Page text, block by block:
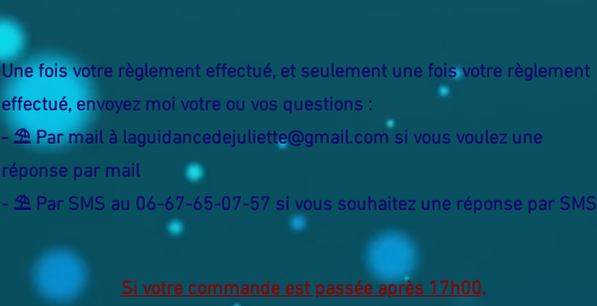
Une fois votre règlement effectué, et seulement une fois votre règlement
effectué, envoyez moi votre ou vos questions :
- ⛱️ Par mail à laguidancedejuliette@gmail.com si vous voulez une
réponse par mail
- ⛱️ Par SMS au 06-67-65-07-57 si vous souhaitez une réponse par SMS
Si votre commande est passée après 17h00,